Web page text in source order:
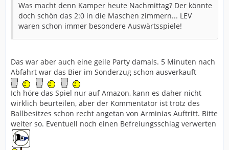
Was macht denn Kamper heute Nachmittag? Der könnte
doch schön das 2:0 in die Maschen zimmern... LEV
waren schon immer besondere Auswärtsspiele!
Das war aber auch eine geile Party damals. 5 Minuten nach
Abfahrt war das Bier im Sonderzug schon ausverkauft
Ich höre das Spiel nur auf Amazon, kann es daher nicht
wirklich beurteilen, aber der Kommentator ist trotz des
Ballbesitzes schon recht angetan von Arminias Auftritt. Bitte
weiter so. Eventuell noch einen Befreiungsschlag verwerten